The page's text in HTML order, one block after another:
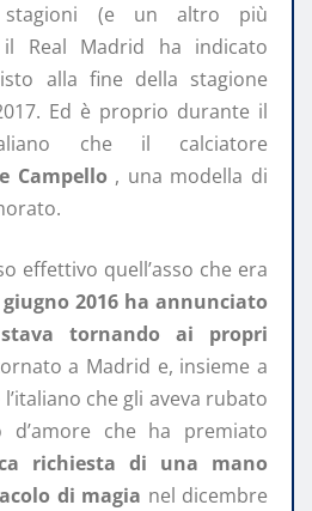
(e un altro più
Real Madrid ha indicato
alla fine della stagione
Ed è proprio durante il
che il calciatore
Campello , una modella di
effettivo quell’asso che era
giugno 2016 ha annunciato
tornando ai propri
a Madrid e, insieme a
che gli aveva rubato
che ha premiato
richiesta di una mano
di magia nel dicembre